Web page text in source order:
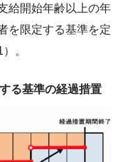
給開始年齢以上の年
を限定する基準を定
。
る基準の経過措置